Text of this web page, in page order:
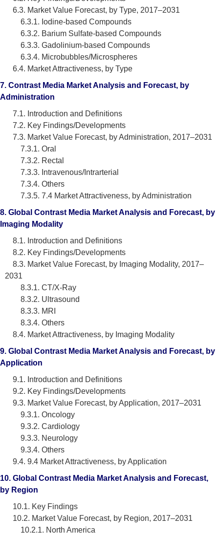
6.3. Market Value Forecast, by Type, 2017–2031
6.3.1. Iodine-based Compounds
6.3.2. Barium Sulfate-based Compounds
6.3.3. Gadolinium-based Compounds
6.3.4. Microbubbles/Microspheres
6.4. Market Attractiveness, by Type
7. Contrast Media Market Analysis and Forecast, by
Administration
7.1. Introduction and Definitions
7.2. Key Findings/Developments
7.3. Market Value Forecast, by Administration, 2017–2031
7.3.1. Oral
7.3.2. Rectal
7.3.3. Intravenous/Intrarterial
7.3.4. Others
7.3.5. 7.4 Market Attractiveness, by Administration
8. Global Contrast Media Market Analysis and Forecast, by
Imaging Modality
8.1. Introduction and Definitions
8.2. Key Findings/Developments
8.3. Market Value Forecast, by Imaging Modality, 2017–
2031
8.3.1. CT/X-Ray
8.3.2. Ultrasound
8.3.3. MRI
8.3.4. Others
8.4. Market Attractiveness, by Imaging Modality
9. Global Contrast Media Market Analysis and Forecast, by
Application
9.1. Introduction and Definitions
9.2. Key Findings/Developments
9.3. Market Value Forecast, by Application, 2017–2031
9.3.1. Oncology
9.3.2. Cardiology
9.3.3. Neurology
9.3.4. Others
9.4. 9.4 Market Attractiveness, by Application
10. Global Contrast Media Market Analysis and Forecast,
by Region
10.1. Key Findings
10.2. Market Value Forecast, by Region, 2017–2031
10.2.1. North America